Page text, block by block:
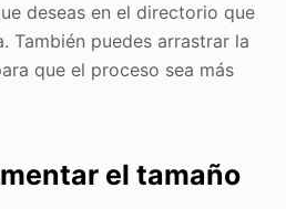
deseas en el directorio que
También puedes arrastrar la
que el proceso sea más
el tamaño